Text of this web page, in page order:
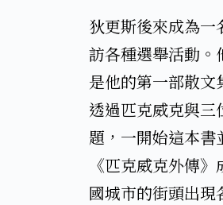
狄更斯後來成為
訪各種選舉活動。
是他的第一部散
透過匹克威克與
題，一開始這本書
《匹克威克外傳
國城市的街頭出